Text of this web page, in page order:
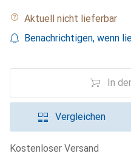
Aktuell nicht lieferbar
Benachrichtigen, wenn
In
Vergleichen
kostenloser Versand